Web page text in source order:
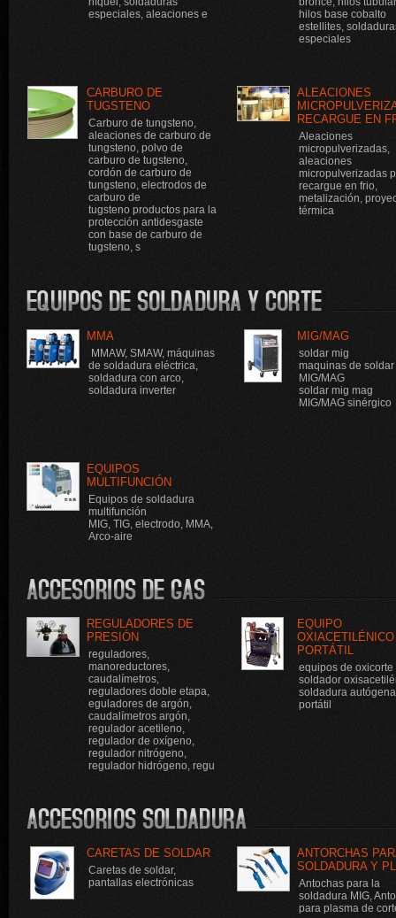
especiales, aleaciones e
hilos base cobalto
estellites,
especiales
CARBURO DE
TUGSTENO
Carburo de tungsteno,
aleaciones de carburo de
tungsteno, polvo de
carburo de tugsteno,
cordón de carburo de
tungsteno, electrodos de
carburo de
tugsteno productos para la
protección antidesgaste
con base de carburo de
tugsteno, s
ALEACIONES
RECARGUE EN
Aleaciones
micropulverizadas,
aleaciones
micropulverizadas
recargue en frio,
metalización,
térmica
MMA
MMAW, SMAW, máquinas
de soldadura eléctrica,
soldadura con arco,
soldadura inverter
MIG/MAG
soldar mig
maquinas de soldar
MIG/MAG
soldar mig mag
MIG/MAG sinérgico
EQUIPOS
MULTIFUNCIÓN
Equipos de soldadura
multifunción
MIG, TIG, electrodo, MMA,
Arco-aire
REGULADORES DE
PRESIÓN
reguladores,
manoreductores,
caudalímetros,
reguladores doble etapa,
eguladores de argón,
caudalímetros argón,
regulador acetileno,
regulador de oxígeno,
regulador nitrógeno,
regulador hidrógeno, regu
EQUIPO
OXIACETILÉNICO
PORTÁTIL
equipos de oxicorte
soldador
soldadura autógena
portátil
CARETAS DE SOLDAR
Caretas de soldar,
pantallas electrónicas
ANTORCHAS
SOLDADURA Y
Antochas para la
soldadura MIG,
para plasma de